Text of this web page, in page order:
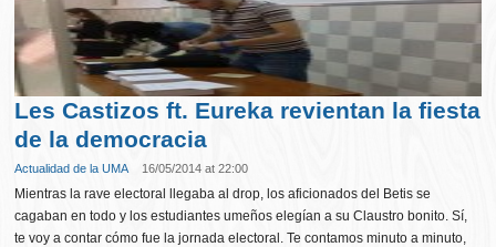
Les Castizos ft. Eureka revientan la fiesta
de la democracia
Actualidad de la UMA 16/05/2014 at 22:00
Mientras la rave electoral llegaba al drop, los aficionados del Betis se
cagaban en todo y los estudiantes umeños elegían a su Claustro bonito. Sí,
te voy a contar cómo fue la jornada electoral. Te contamos minuto a minuto,